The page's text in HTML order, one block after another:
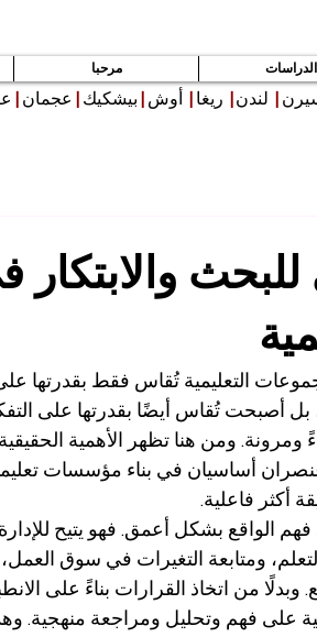
مرحبا الدراسات
لندن ريغا أوش بيشكيك عجمان
للبحث والابتكار
التعليمية تُقاس فقط بقدرتها
بل أصبحت تُقاس أيضًا بقدرتها على
ومرونة. ومن هنا تظهر الأهمية
أساسيان في بناء مؤسسات
أكثر فاعلية.
الواقع بشكل أعمق. فهو يتيح للإدارة
ومتابعة التغيرات في سوق
وبدلًا من اتخاذ القرارات بناءً على
فهم وتحليل ومراجعة منهجية.